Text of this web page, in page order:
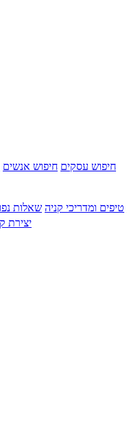
חיפוש עסקים חיפוש אנשים
טיפים ומדריכי קניה שאלות
יצירת